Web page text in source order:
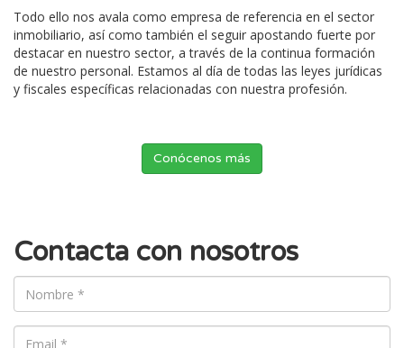
Todo ello nos avala como empresa de referencia en el sector
inmobiliario, así como también el seguir apostando fuerte por
destacar en nuestro sector, a través de la continua formación
de nuestro personal. Estamos al día de todas las leyes jurídicas
y fiscales específicas relacionadas con nuestra profesión.
Conócenos más
Contacta con nosotros